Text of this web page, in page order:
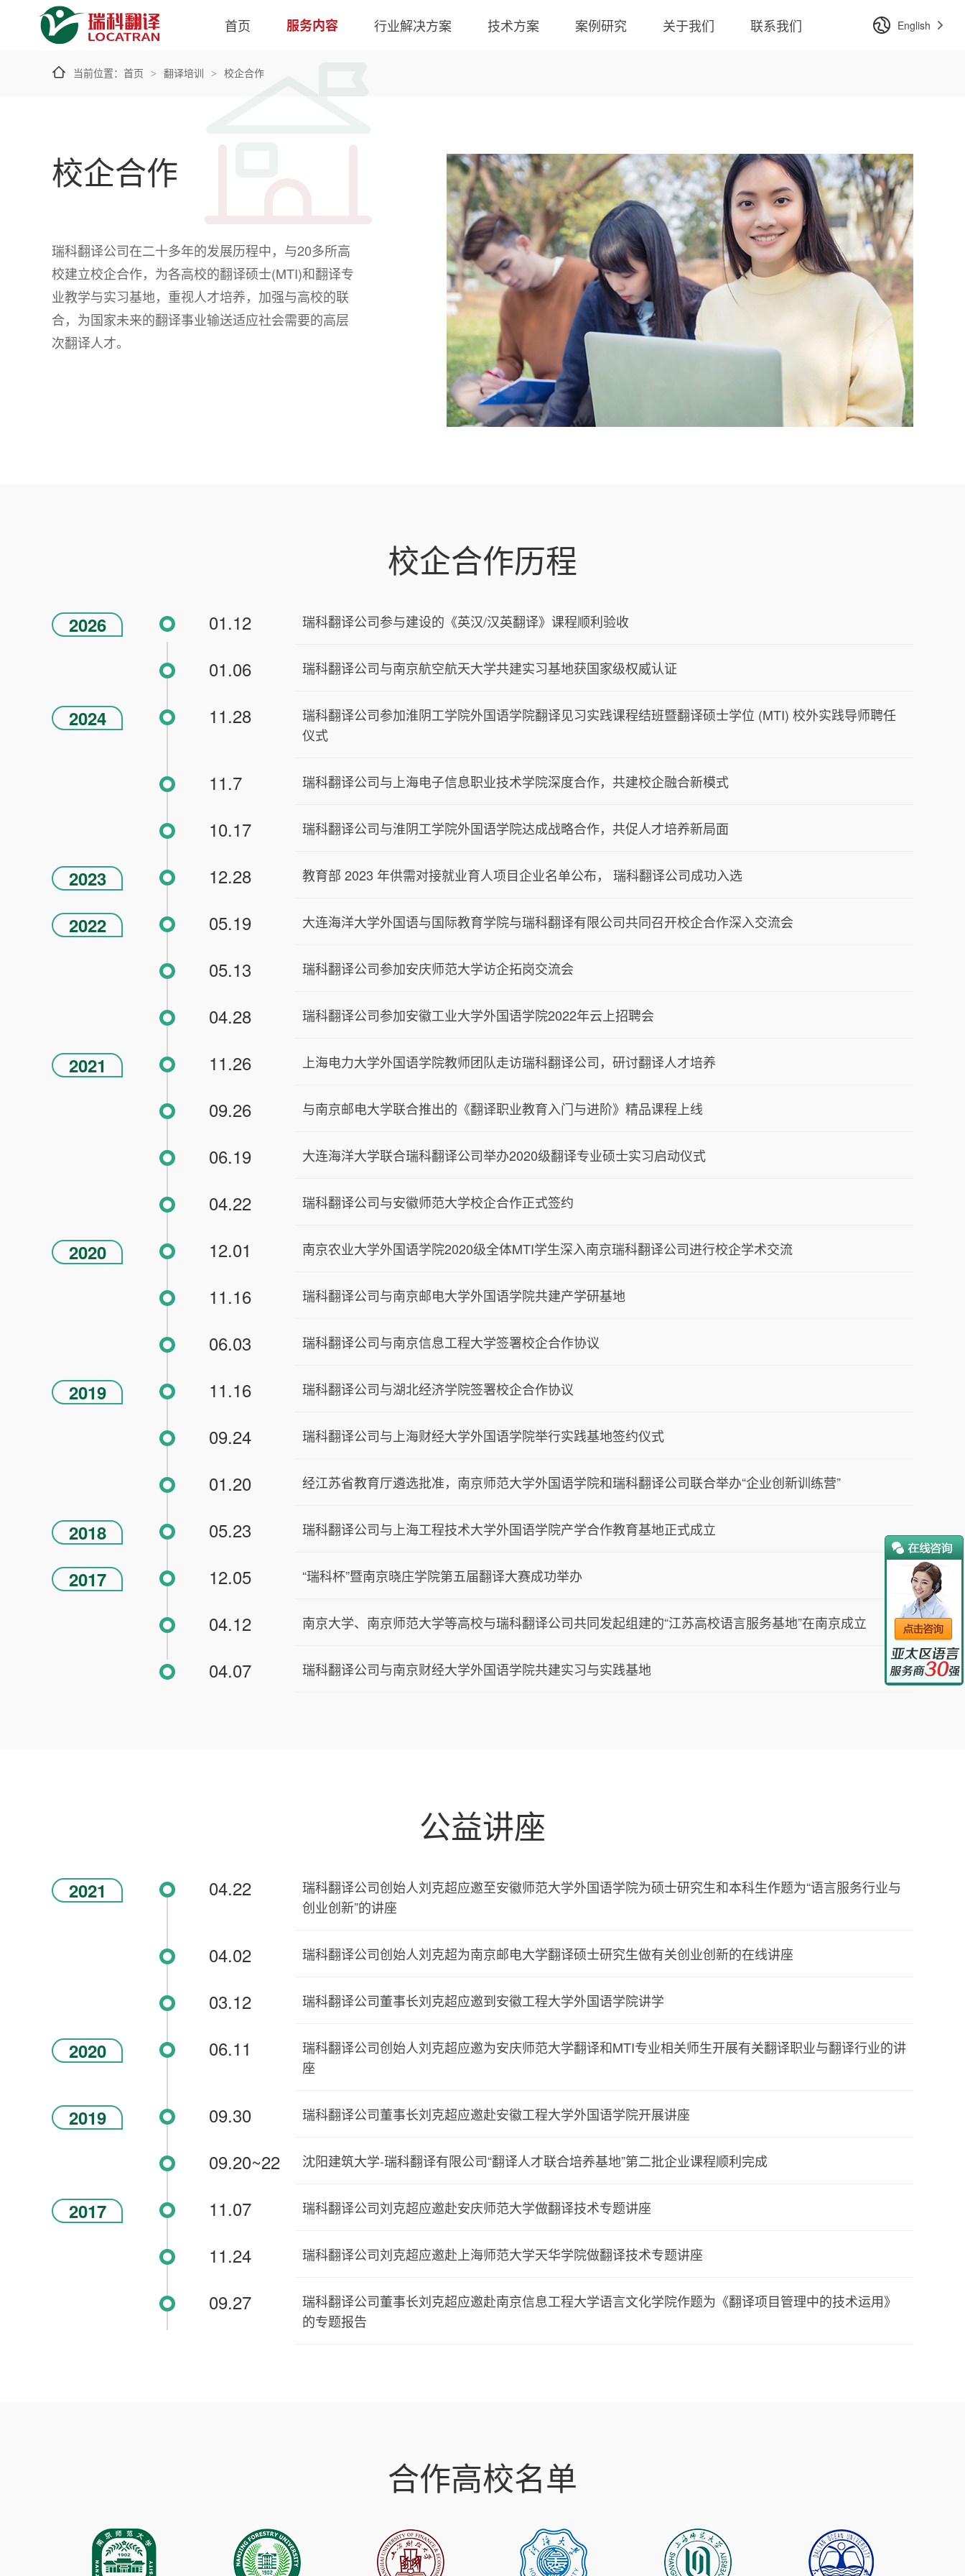
English
首页 服务内容 行业解决方案 技术方案 案例研究 关于我们 联系我们
当前位置： 首页 > 翻译培训 > 校企合作
校企合作
瑞科翻译公司在二十多年的发展历程中，与20多所高
校建立校企合作，为各高校的翻译硕士(MTI)和翻译专
业教学与实习基地，重视人才培养，加强与高校的联
合，为国家未来的翻译事业输送适应社会需要的高层
次翻译人才。
校企合作历程
2026 01.12 瑞科翻译公司参与建设的《英汉/汉英翻译》课程顺利验收
01.06 瑞科翻译公司与南京航空航天大学共建实习基地获国家级权威认证
2024 11.28
瑞科翻译公司参加淮阴工学院外国语学院翻译见习实践课程结班暨翻译硕士学位 (MTI) 校外实践导师聘任
仪式
11.7 瑞科翻译公司与上海电子信息职业技术学院深度合作，共建校企融合新模式
10.17 瑞科翻译公司与淮阴工学院外国语学院达成战略合作，共促人才培养新局面
2023 12.28 教育部 2023 年供需对接就业育人项目企业名单公布， 瑞科翻译公司成功入选
2022 05.19 大连海洋大学外国语与国际教育学院与瑞科翻译有限公司共同召开校企合作深入交流会
05.13 瑞科翻译公司参加安庆师范大学访企拓岗交流会
04.28 瑞科翻译公司参加安徽工业大学外国语学院2022年云上招聘会
2021 11.26 上海电力大学外国语学院教师团队走访瑞科翻译公司，研讨翻译人才培养
09.26 与南京邮电大学联合推出的《翻译职业教育入门与进阶》精品课程上线
06.19 大连海洋大学联合瑞科翻译公司举办2020级翻译专业硕士实习启动仪式
04.22 瑞科翻译公司与安徽师范大学校企合作正式签约
2020 12.01 南京农业大学外国语学院2020级全体MTI学生深入南京瑞科翻译公司进行校企学术交流
11.16 瑞科翻译公司与南京邮电大学外国语学院共建产学研基地
06.03 瑞科翻译公司与南京信息工程大学签署校企合作协议
2019 11.16 瑞科翻译公司与湖北经济学院签署校企合作协议
09.24 瑞科翻译公司与上海财经大学外国语学院举行实践基地签约仪式
01.20 经江苏省教育厅遴选批准，南京师范大学外国语学院和瑞科翻译公司联合举办“企业创新训练营”
2018 05.23 瑞科翻译公司与上海工程技术大学外国语学院产学合作教育基地正式成立
2017 12.05 “瑞科杯”暨南京晓庄学院第五届翻译大赛成功举办
04.12 南京大学、南京师范大学等高校与瑞科翻译公司共同发起组建的“江苏高校语言服务基地”在南京成立
04.07 瑞科翻译公司与南京财经大学外国语学院共建实习与实践基地
公益讲座
2021 04.22
瑞科翻译公司创始人刘克超应邀至安徽师范大学外国语学院为硕士研究生和本科生作题为“语言服务行业与
创业创新”的讲座
04.02 瑞科翻译公司创始人刘克超为南京邮电大学翻译硕士研究生做有关创业创新的在线讲座
03.12 瑞科翻译公司董事长刘克超应邀到安徽工程大学外国语学院讲学
2020 06.11
瑞科翻译公司创始人刘克超应邀为安庆师范大学翻译和MTI专业相关师生开展有关翻译职业与翻译行业的讲
座
2019 09.30 瑞科翻译公司董事长刘克超应邀赴安徽工程大学外国语学院开展讲座
09.20~22 沈阳建筑大学-瑞科翻译有限公司“翻译人才联合培养基地”第二批企业课程顺利完成
2017 11.07 瑞科翻译公司刘克超应邀赴安庆师范大学做翻译技术专题讲座
11.24 瑞科翻译公司刘克超应邀赴上海师范大学天华学院做翻译技术专题讲座
09.27
瑞科翻译公司董事长刘克超应邀赴南京信息工程大学语言文化学院作题为《翻译项目管理中的技术运用》
的专题报告
合作高校名单